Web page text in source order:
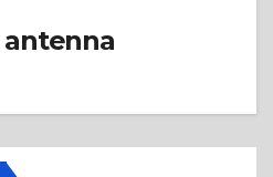
antenna